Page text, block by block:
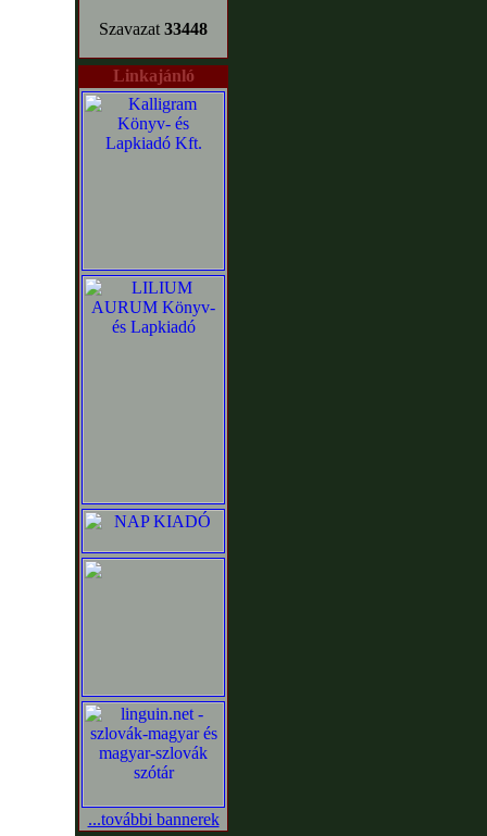
Szavazat 33448
Linkajánló
...további bannerek